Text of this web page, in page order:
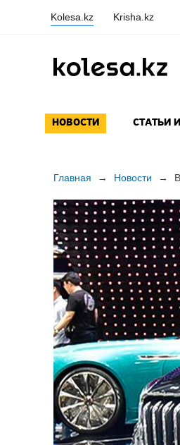
Kolesa.kz Krisha.kz
НОВОСТИ СТАТЬИ
Главная → Новости →